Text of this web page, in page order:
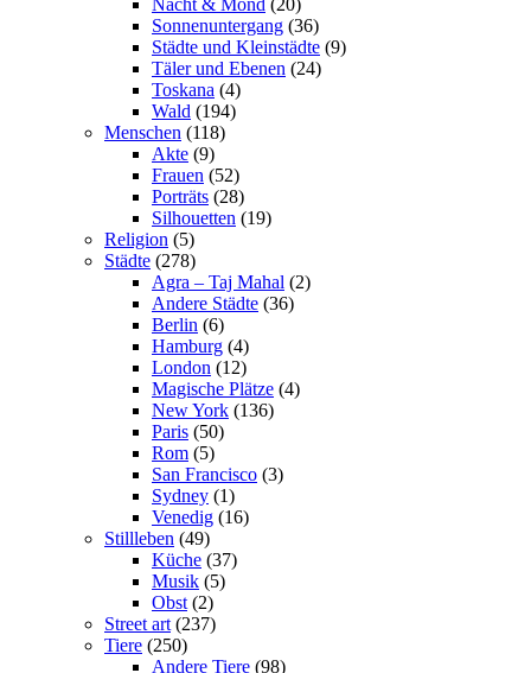
Nacht & Mond (20)
Sonnenuntergang (36)
Städte und Kleinstädte (9)
Täler und Ebenen (24)
Toskana (4)
Wald (194)
Menschen (118)
Akte (9)
Frauen (52)
Porträts (28)
Silhouetten (19)
Religion (5)
Städte (278)
Agra – Taj Mahal (2)
Andere Städte (36)
Berlin (6)
Hamburg (4)
London (12)
Magische Plätze (4)
New York (136)
Paris (50)
Rom (5)
San Francisco (3)
Sydney (1)
Venedig (16)
Stillleben (49)
Küche (37)
Musik (5)
Obst (2)
Street art (237)
Tiere (250)
Andere Tiere (98)